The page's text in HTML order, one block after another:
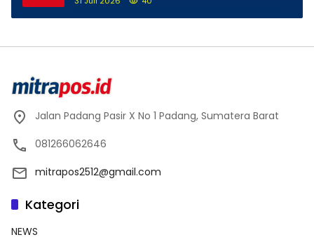
Jalan Padang Pasir X No 1 Padang, Sumatera Barat
081266062646
mitrapos2512@gmail.com
Kategori
NEWS